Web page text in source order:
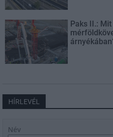
Paks II.:
HÍRLEVÉL
Név